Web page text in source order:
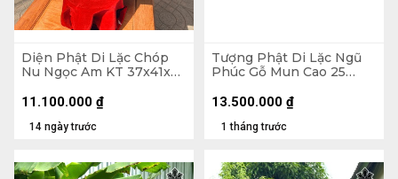
Diện Phật Di Lặc Chóp
Nu Ngọc Am KT 37x41x7
14 ngày trước
11.100.000 ₫
Tượng Phật Di Lặc Ngũ
Phúc Gỗ Mun Cao 25
1 tháng trước
13.500.000 ₫